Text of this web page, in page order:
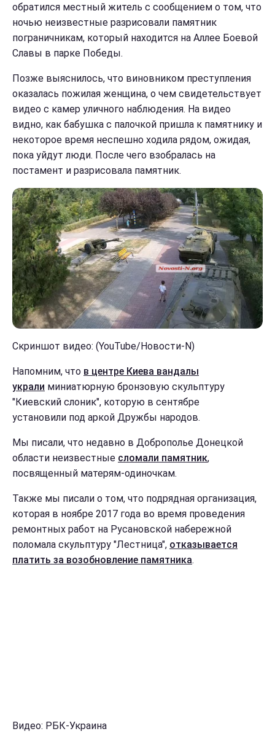
обратился местный житель с сообщением о том, что
ночью неизвестные разрисовали памятник
пограничникам, который находится на Аллее Боевой
Славы в парке Победы.
Позже выяснилось, что виновником преступления
оказалась пожилая женщина, о чем свидетельствует
видео с камер уличного наблюдения. На видео
видно, как бабушка с палочкой пришла к памятнику и
некоторое время неспешно ходила рядом, ожидая,
пока уйдут люди. После чего взобралась на
постамент и разрисовала памятник.
Скриншот видео: (YouTube/Новости-N)
Напомним, что в центре Киева вандалы
украли миниатюрную бронзовую скульптуру
"Киевский слоник", которую в сентябре
установили под аркой Дружбы народов.
Мы писали, что недавно в Доброполье Донецкой
области неизвестные сломали памятник,
посвященный матерям-одиночкам.
Также мы писали о том, что подрядная организация,
которая в ноябре 2017 года во время проведения
ремонтных работ на Русановской набережной
поломала скульптуру "Лестница", отказывается
платить за возобновление памятника.
Видео: РБК-Украина